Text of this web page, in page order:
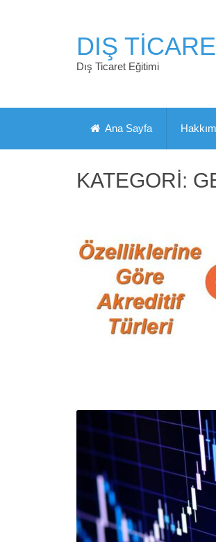
DIŞ
Dış Ticaret Eğitimi
Ana Sayfa
KATEGORI: